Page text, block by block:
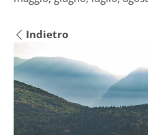
Indietro